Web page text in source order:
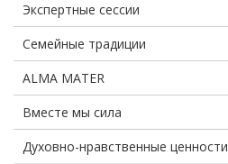
Экспертные сессии
Семейные традиции
ALMA MATER
Вместе мы сила
Духовно-нравственные ценности